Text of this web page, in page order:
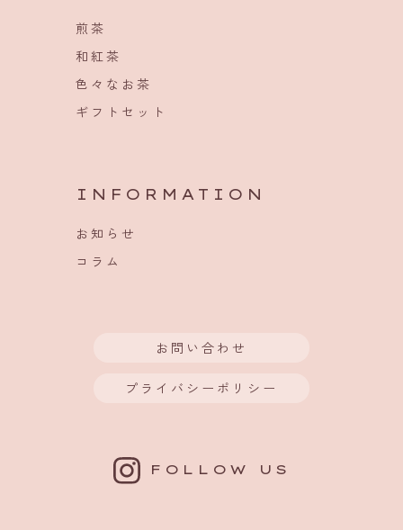
煎茶
和紅茶
色々なお茶
ギフトセット
INFORMATION
お知らせ
コラム
お問い合わせ
プライバシーポリシー
FOLLOW US